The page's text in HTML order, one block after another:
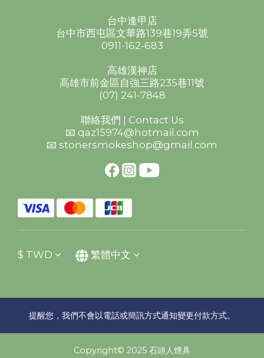
台中逢甲店
台中市西屯區文華路139巷19弄5號
0911-162-683
高雄漢神店
高雄市前金區自強三路235巷11號
(07) 241-7848
聯絡我們 | Contact Us
📧 qaz15974@hotmail.com
📧 stonersmokeshop@gmail.com
$ TWD 繁體中文
提醒您，我們不會以電話或簡訊方式通知變更付款方式。
Copyright© 2025 石頭人煙具